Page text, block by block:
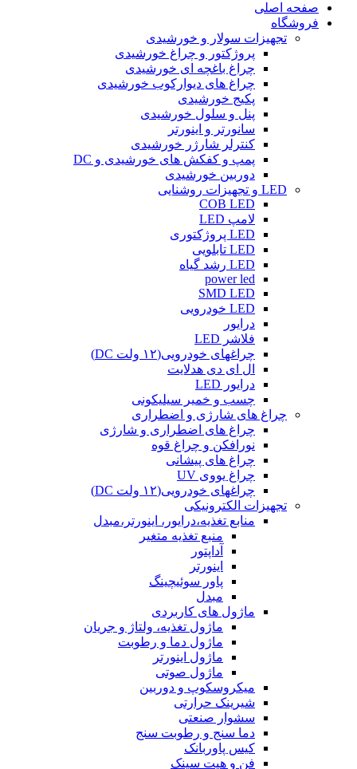
صفحه اصلی
فروشگاه
تجهیزات سولار و خورشیدی
پروژکتور و چراغ خورشیدی
چراغ باغچه ای خورشیدی
چراغ های دیوارکوب خورشیدی
پکیج خورشیدی
پنل و سلول خورشیدی
سانورتر و اینورتر
کنترلر شارژر خورشیدی
پمپ و کفکش های خورشیدی و DC
دوربین خورشیدی
LED و تجهیزات روشنایی
COB LED
لامپ LED
LED پروژکتوری
LED تابلویی
LED رشد گیاه
power led
SMD LED
LED خودرویی
درایور
فلاشر LED
چراغهای خودرویی(۱۲ ولت DC)
ال ای دی هدلایت
درایور LED
چسب و خمیر سیلیکونی
چراغ های شارژی و اضطراری
چراغ های اضطراری و شارژی
نورافکن و چراغ قوه
چراغ های پیشانی
چراغ یووی UV
چراغهای خودرویی(۱۲ ولت DC)
تجهیزات الکترونیکی
منابع تغذیه،درایور، اینورتر،مبدل
منبع تغذیه متغیر
آداپتور
اینورتر
پاور سوئیچینگ
مبدل
ماژول های کاربردی
ماژول تغذیه، ولتاژ و جریان
ماژول دما و رطوبت
ماژول اینورتر
ماژول صوتی
میکروسکوپ و دوربین
شیرینک حرارتی
سشوار صنعتی
دما سنج و رطوبت سنج
کیس پاوربانک
فن و هیت سینک